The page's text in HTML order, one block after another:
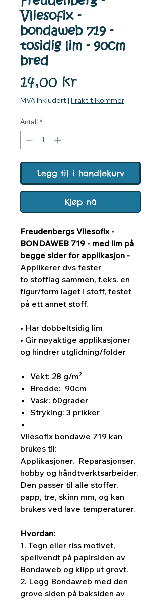
Vliesofix -
bondaweb 719 -
tosidig lim - 90cm
bred
14,00 krPris
MVA Inkludert | Frakt tilkommer
Antall *
Legg til i handlekurv
Kjøp nå
Freudenbergs Vliesofix -
BONDAWEB 719 - med lim på
begge sider for applikasjon -
Applikerer dvs fester
to stofflag sammen, f.eks. en
figur/form laget i stoff, festet
på ett annet stoff.
• Har dobbeltsidig lim
• Gir nøyaktige applikasjoner
og hindrer utglidning/folder
Vekt: 28 g/m²
Bredde: 90cm
Vask: 60grader
Stryking: 3 prikker
Vliesofix bondawe 719 kan
brukes til:
Applikasjoner, Reparasjonser,
hobby og håndtverktsarbeider.
Den passer til alle stoffer,
papp, tre, skinn mm, og kan
brukes ved lave temperaturer.
Hvordan:
1. Tegn eller riss motivet,
speilvendt på papirsiden av
Bondaweb og klipp ut grovt.
2. Legg Bondaweb med den
grove siden på baksiden av